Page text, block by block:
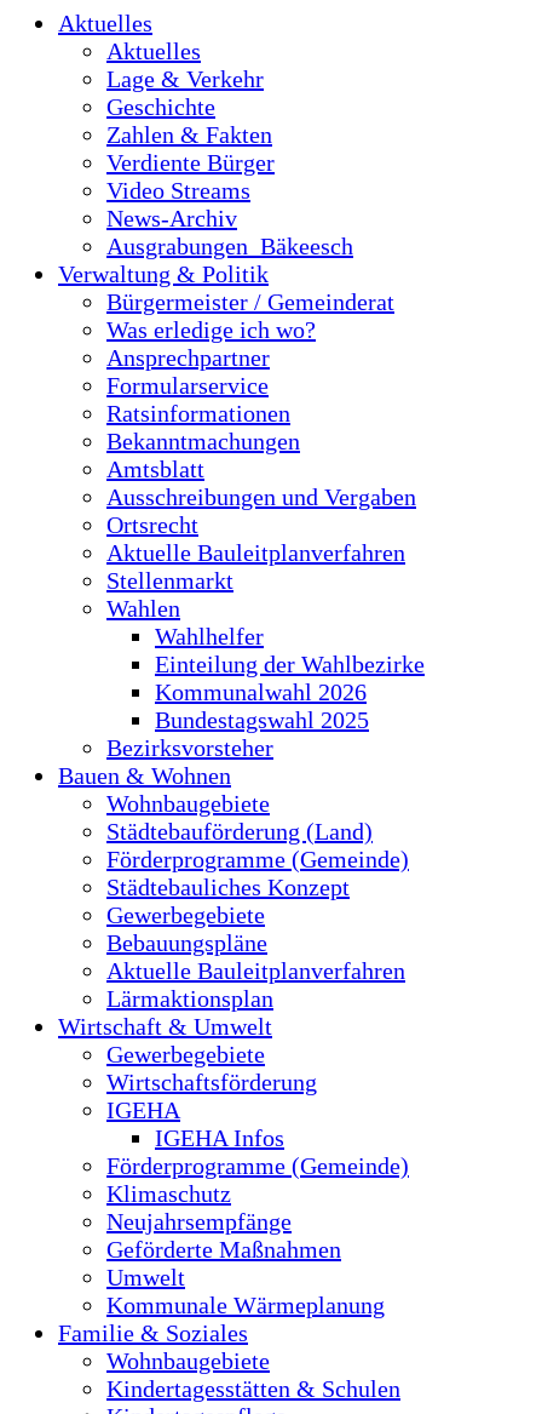
Aktuelles
Aktuelles
Lage & Verkehr
Geschichte
Zahlen & Fakten
Verdiente Bürger
Video Streams
News-Archiv
Ausgrabungen_Bäkeesch
Verwaltung & Politik
Bürgermeister / Gemeinderat
Was erledige ich wo?
Ansprechpartner
Formularservice
Ratsinformationen
Bekanntmachungen
Amtsblatt
Ausschreibungen und Vergaben
Ortsrecht
Aktuelle Bauleitplanverfahren
Stellenmarkt
Wahlen
Wahlhelfer
Einteilung der Wahlbezirke
Kommunalwahl 2026
Bundestagswahl 2025
Bezirksvorsteher
Bauen & Wohnen
Wohnbaugebiete
Städtebauförderung (Land)
Förderprogramme (Gemeinde)
Städtebauliches Konzept
Gewerbegebiete
Bebauungspläne
Aktuelle Bauleitplanverfahren
Lärmaktionsplan
Wirtschaft & Umwelt
Gewerbegebiete
Wirtschaftsförderung
IGEHA
IGEHA Infos
Förderprogramme (Gemeinde)
Klimaschutz
Neujahrsempfänge
Geförderte Maßnahmen
Umwelt
Kommunale Wärmeplanung
Familie & Soziales
Wohnbaugebiete
Kindertagesstätten & Schulen